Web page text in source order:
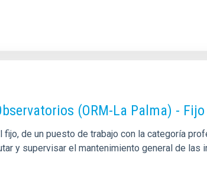
(ORM-La Palma) - Fijo
de un puesto de trabajo con la categoría
y supervisar el mantenimiento general de